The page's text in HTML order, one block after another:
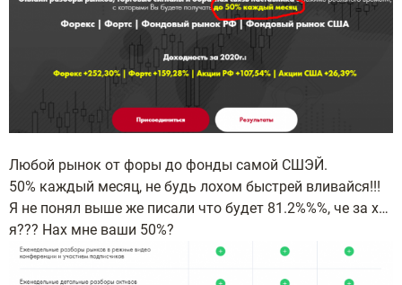
Любой рынок от форы до фонды самой СШЭЙ.
50% каждый месяц, не будь лохом быстрей вливайся!!!
Я не понял выше же писали что будет 81.2%%%, че за х…
я??? Нах мне ваши 50%?